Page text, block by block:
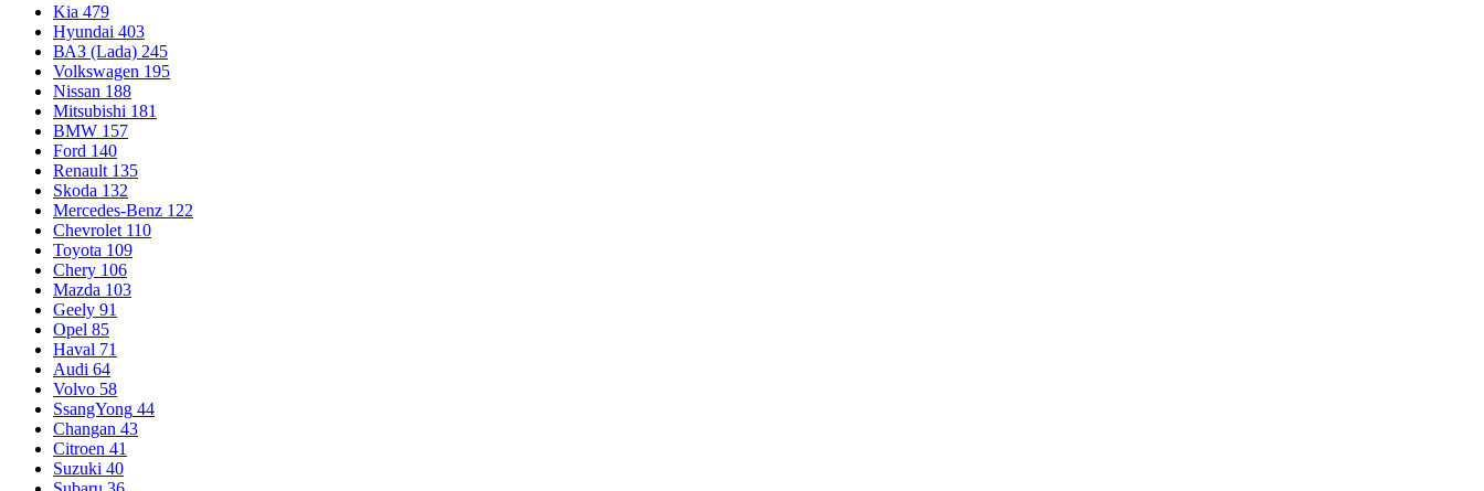
Kia 479
Hyundai 403
ВАЗ (Lada) 245
Volkswagen 195
Nissan 188
Mitsubishi 181
BMW 157
Ford 140
Renault 135
Skoda 132
Mercedes-Benz 122
Chevrolet 110
Toyota 109
Chery 106
Mazda 103
Geely 91
Opel 85
Haval 71
Audi 64
Volvo 58
SsangYong 44
Changan 43
Citroen 41
Suzuki 40